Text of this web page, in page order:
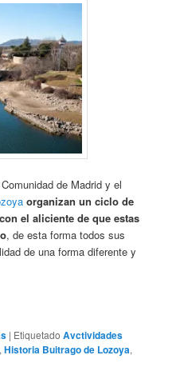
de Madrid y el
organizan un ciclo de
el aliciente de que estas
, de esta forma todos sus
de una forma diferente y
| Etiquetado Avctividades
,Historia Buitrago de Lozoya,